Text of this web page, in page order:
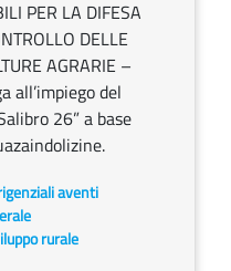
PER LA DIFESA
DELLE
AGRARIE –
all’impiego del
26” a base
aventi
rurale